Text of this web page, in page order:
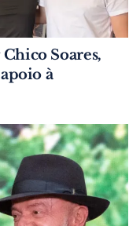
Soares,
à